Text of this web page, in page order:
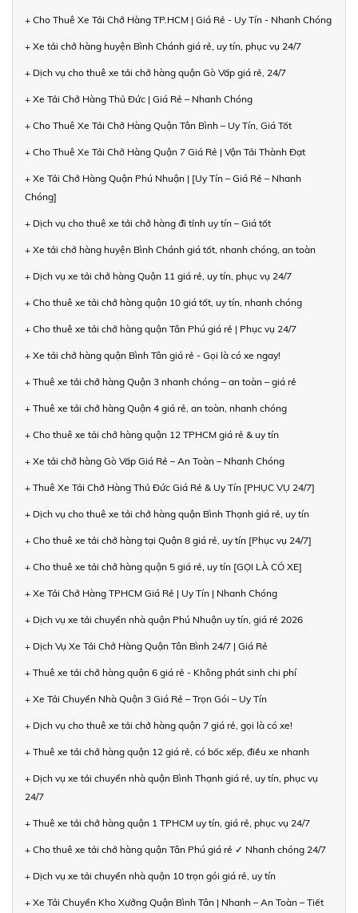
+ Cho Thuê Xe Tải Chở Hàng TP.HCM | Giá Rẻ - Uy Tín - Nhanh Chóng
+ Xe tải chở hàng huyện Bình Chánh giá rẻ, uy tín, phục vụ 24/7
+ Dịch vụ cho thuê xe tải chở hàng quận Gò Vấp giá rẻ, 24/7
+ Xe Tải Chở Hàng Thủ Đức | Giá Rẻ – Nhanh Chóng
+ Cho Thuê Xe Tải Chở Hàng Quận Tân Bình – Uy Tín, Giá Tốt
+ Cho Thuê Xe Tải Chở Hàng Quận 7 Giá Rẻ | Vận Tải Thành Đạt
+ Xe Tải Chở Hàng Quận Phú Nhuận | [Uy Tín – Giá Rẻ – Nhanh
Chóng]
+ Dịch vụ cho thuê xe tải chở hàng đi tỉnh uy tín – Giá tốt
+ Xe tải chở hàng huyện Bình Chánh giá tốt, nhanh chóng, an toàn
+ Dịch vụ xe tải chở hàng Quận 11 giá rẻ, uy tín, phục vụ 24/7
+ Cho thuê xe tải chở hàng quận 10 giá tốt, uy tín, nhanh chóng
+ Cho thuê xe tải chở hàng quận Tân Phú giá rẻ | Phục vụ 24/7
+ Xe tải chở hàng quận Bình Tân giá rẻ - Gọi là có xe ngay!
+ Thuê xe tải chở hàng Quận 3 nhanh chóng – an toàn – giá rẻ
+ Thuê xe tải chở hàng Quận 4 giá rẻ, an toàn, nhanh chóng
+ Cho thuê xe tải chở hàng quận 12 TPHCM giá rẻ & uy tín
+ Xe tải chở hàng Gò Vấp Giá Rẻ – An Toàn – Nhanh Chóng
+ Thuê Xe Tải Chở Hàng Thủ Đức Giá Rẻ & Uy Tín [PHỤC VỤ 24/7]
+ Dịch vụ cho thuê xe tải chở hàng quận Bình Thạnh giá rẻ, uy tín
+ Cho thuê xe tải chở hàng tại Quận 8 giá rẻ, uy tín [Phục vụ 24/7]
+ Cho thuê xe tải chở hàng quận 5 giá rẻ, uy tín [GỌI LÀ CÓ XE]
+ Xe Tải Chở Hàng TPHCM Giá Rẻ | Uy Tín | Nhanh Chóng
+ Dịch vụ xe tải chuyển nhà quận Phú Nhuận uy tín, giá rẻ 2026
+ Dịch Vụ Xe Tải Chở Hàng Quận Tân Bình 24/7 | Giá Rẻ
+ Thuê xe tải chở hàng quận 6 giá rẻ - Không phát sinh chi phí
+ Xe Tải Chuyển Nhà Quận 3 Giá Rẻ – Trọn Gói – Uy Tín
+ Dịch vụ cho thuê xe tải chở hàng quận 7 giá rẻ, gọi là có xe!
+ Thuê xe tải chở hàng quận 12 giá rẻ, có bốc xếp, điều xe nhanh
+ Dịch vụ xe tải chuyển nhà quận Bình Thạnh giá rẻ, uy tín, phục vụ
24/7
+ Thuê xe tải chở hàng quận 1 TPHCM uy tín, giá rẻ, phục vụ 24/7
+ Cho thuê xe tải chở hàng quận Tân Phú giá rẻ ✓ Nhanh chóng 24/7
+ Dịch vụ xe tải chuyển nhà quận 10 trọn gói giá rẻ, uy tín
+ Xe Tải Chuyển Kho Xưởng Quận Bình Tân | Nhanh – An Toàn – Tiết